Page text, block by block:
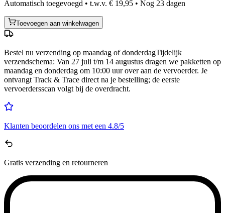
Automatisch toegevoegd • t.w.v. € 19,95 • Nog 23 dagen
Toevoegen aan winkelwagen
Bestel nu verzending op maandag of donderdagTijdelijk
verzendschema: Van 27 juli t/m 14 augustus dragen we pakketten op
maandag en donderdag om 10:00 uur over aan de vervoerder. Je
ontvangt Track & Trace direct na je bestelling; de eerste
vervoerdersscan volgt bij de overdracht.
Klanten beoordelen ons met een 4.8/5
Gratis verzending en retourneren